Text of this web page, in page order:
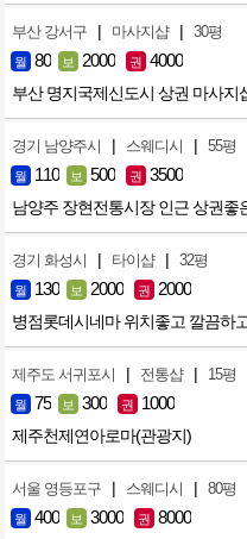
부산 강서구 | 마사지샵 | 30평
월 80 보 2000 권 4000
부산 명지국제신도시 상권 마사지
경기 남양주시 | 스웨디시 | 55평
월 110 보 500 권 3500
남양주 장현전통시장 인근 상권좋
경기 화성시 | 타이샵 | 32평
월 130 보 2000 권 2000
병점롯데시네마 위치좋고 깔끔하
제주도 서귀포시 | 전통샵 | 15평
월 75 보 300 권 1000
제주천제연아로마(관광지)
서울 영등포구 | 스웨디시 | 80평
월 400 보 3000 권 8000